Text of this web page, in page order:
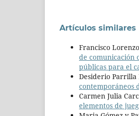
Artículos similares
Francisco
de comunicación
públicas para el
Desiderio Parrilla
contemporáneos
Carmen Julia
elementos de